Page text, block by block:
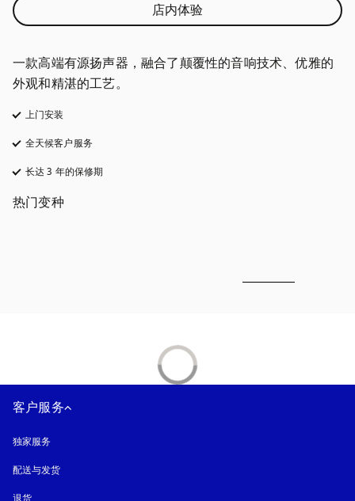
店内体验
一款高端有源扬声器，融合了颠覆性的音响技术、优雅的
外观和精湛的工艺。
上门安装
全天候客户服务在新选项卡中打开
长达 3 年的保修期
热门变种
客户服务
独家服务
配送与发货